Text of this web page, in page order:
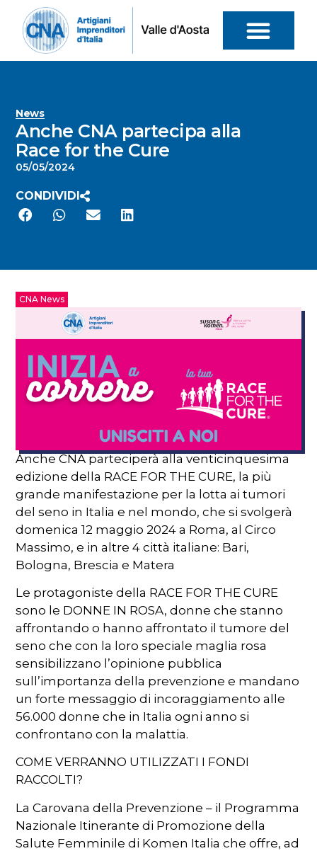
News
Anche CNA partecipa alla
Race for the Cure
05/05/2024
CONDIVIDI
CNA News
Anche CNA parteciperà alla venticinquesima
edizione della RACE FOR THE CURE, la più
grande manifestazione per la lotta ai tumori
del seno in Italia e nel mondo, che si svolgerà
domenica 12 maggio 2024 a Roma, al Circo
Massimo, e in altre 4 città italiane: Bari,
Bologna, Brescia e Matera
Le protagoniste della RACE FOR THE CURE
sono le DONNE IN ROSA, donne che stanno
affrontando o hanno affrontato il tumore del
seno che con la loro speciale maglia rosa
sensibilizzano l’opinione pubblica
sull’importanza della prevenzione e mandano
un forte messaggio di incoraggiamento alle
56.000 donne che in Italia ogni anno si
confrontano con la malattia.
COME VERRANNO UTILIZZATI I FONDI
RACCOLTI?
La Carovana della Prevenzione – il Programma
Nazionale Itinerante di Promozione della
Salute Femminile di Komen Italia che offre, ad